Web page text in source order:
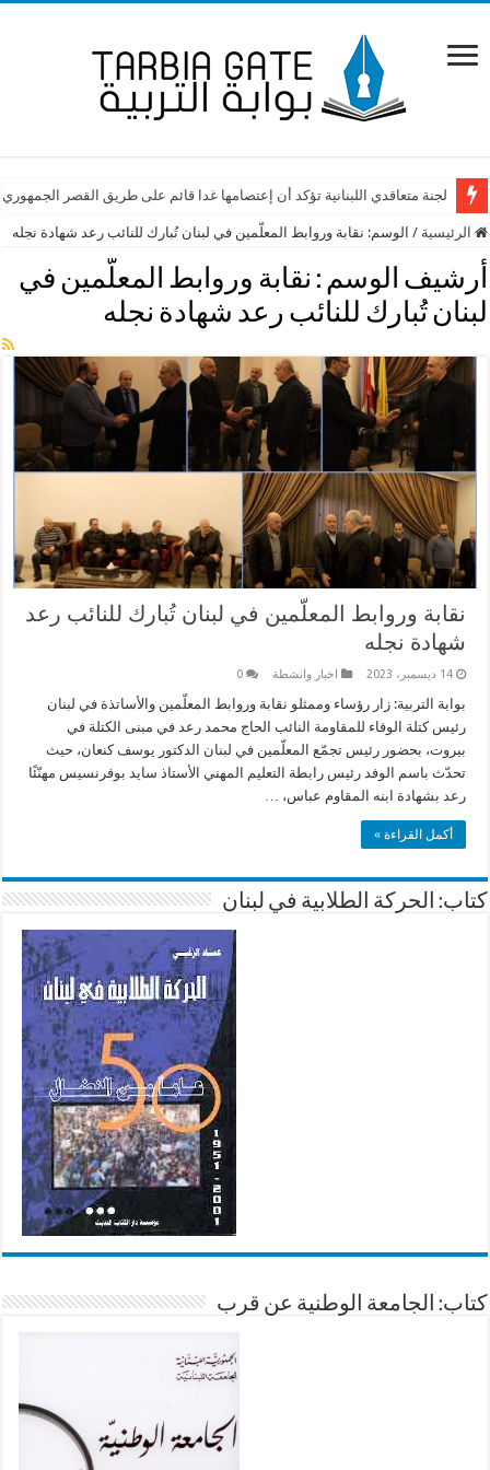
لجنة متعاقدي اللبنانية تؤكد أن إعتصامها غدا قائم على طريق القصر الجمهوري
الرئيسية / الوسم: نقابة وروابط المعلّمين في لبنان تُبارك للنائب رعد شهادة نجله
أرشيف الوسم : نقابة وروابط المعلّمين في
لبنان تُبارك للنائب رعد شهادة نجله
نقابة وروابط المعلّمين في لبنان تُبارك للنائب رعد
شهادة نجله
14 ديسمبر، 2023 اخبار وانشطة 0
بوابة التربية: زار رؤساء وممثلو نقابة وروابط المعلّمين والأساتذة في لبنان
رئيس كتلة الوفاء للمقاومة النائب الحاج محمد رعد في مبنى الكتلة في
بيروت، بحضور رئيس تجمّع المعلّمين في لبنان الدكتور يوسف كنعان، حيث
تحدّث باسم الوفد رئيس رابطة التعليم المهني الأستاذ سايد بوفرنسيس مهنّئًا
رعد بشهادة ابنه المقاوم عباس، …
أكمل القراءة »
كتاب: الحركة الطلابية في لبنان
كتاب: الجامعة الوطنية عن قرب